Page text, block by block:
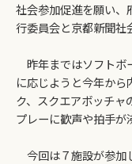
社会参加促進を願い、
行委員会と京都新聞社
昨年まではソフトボ
に応じようと今年から
ク、スクエアボッチャ
プレーに歓声や拍手が
今回は７施設が参加